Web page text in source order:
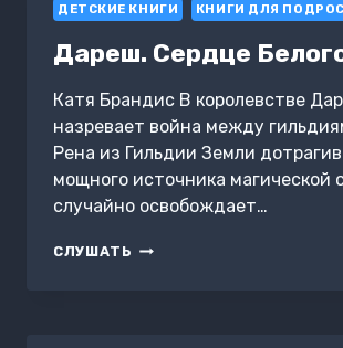
ПОВЕДЕНЧЕСКАЯ
ДЛЯ
ДУШЕВНОЙ
УКРЕПЛЕНИЯ
НАДЕЖДЫ
И
СОЗДАНИЯ
ДЕТСКИЕ КНИГИ КНИГИ ДЛЯ
Дареш. Сердце
Катя Брандис В королевстве
назревает война между
Рена из Гильдии Земли
мощного источника магической
случайно освобождает…
СЛУШАТЬ ДАРЕШ.